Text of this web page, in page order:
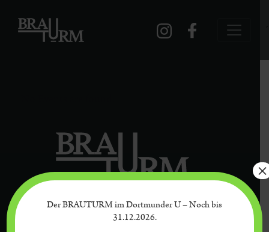
Kontakt Datenschutz Impressum
Der BRAUTURM im Dortmunder U – Noch bis
31.12.2026.
×